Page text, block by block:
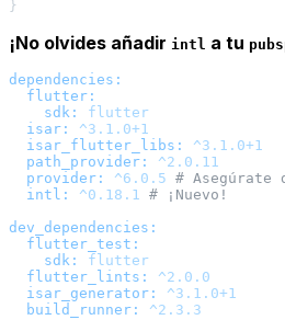
¡No olvides añadir intl a tu
dependencies:
flutter:
sdk:
flutter
isar:
^3.1.0+1
isar_flutter_libs:
^3.1.0+1
path_provider:
^2.0.11
provider:
^6.0.5 # Asegúrate
intl:
^0.18.1 # ¡Nuevo!
dev_dependencies:
flutter_test:
sdk:
flutter
flutter_lints:
^2.0.0
isar_generator:
^3.1.0+1
build_runner:
^2.3.3